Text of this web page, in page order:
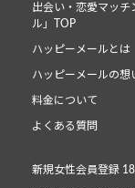
出会い・恋愛マッチ
ル」TOP
ハッピーメールとは
ハッピーメールの想
料金について
よくある質問
新規女性会員登録